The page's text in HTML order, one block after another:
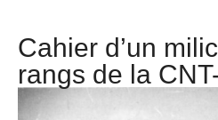
Cahier d’un
rangs de la